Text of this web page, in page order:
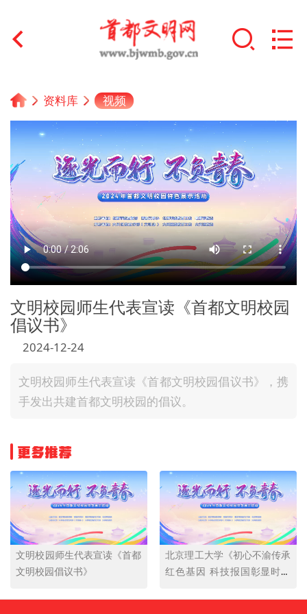
首页
文明创建
+
文明实践
文明培育
+
未成年人思想道德建设
榜样人物
+
身边好人
文明评论
北京宣传文化引导基金
宣传思想文化人才
资料库
资料库 视频
文明校园师生代表宣读《首都文明校园
倡议书》
2024-12-24
文明校园师生代表宣读《首都文明校园倡议书》，携
手发出共建首都文明校园的倡议。
更多推荐
文明校园师生代表宣读《首都
文明校园倡议书》
北京理工大学《初心不渝传承
红色基因 科技报国彰显时代